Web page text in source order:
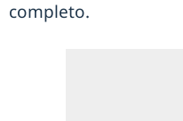
completo.